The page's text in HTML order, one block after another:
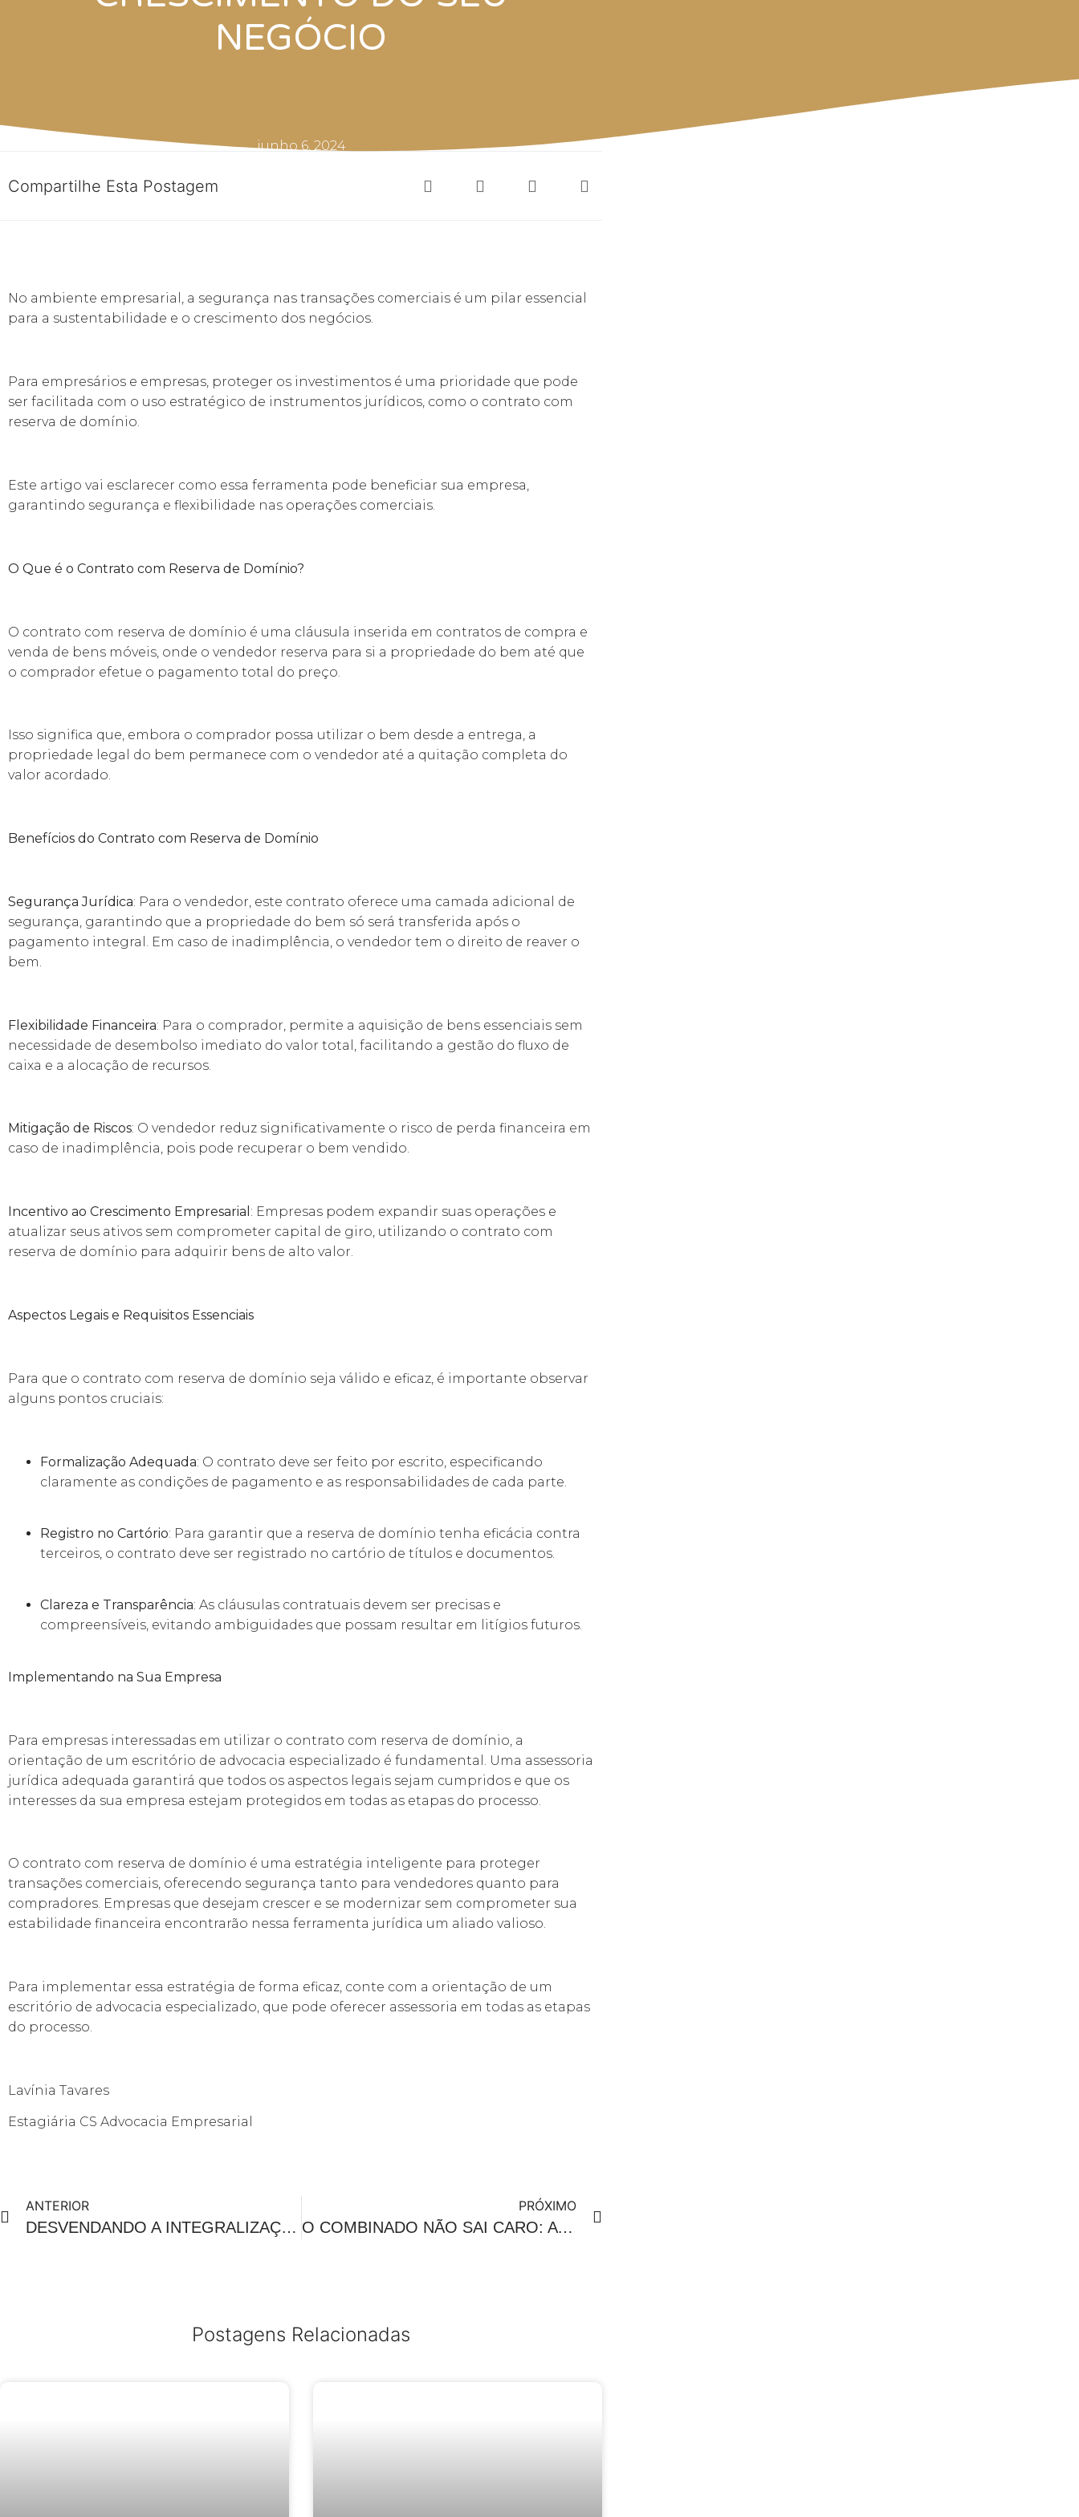
NEGÓCIO
junho 6, 2024
Compartilhe Esta Postagem
No ambiente empresarial, a segurança nas transações comerciais é um pilar essencial
para a sustentabilidade e o crescimento dos negócios.
Para empresários e empresas, proteger os investimentos é uma prioridade que pode
ser facilitada com o uso estratégico de instrumentos jurídicos, como o contrato com
reserva de domínio.
Este artigo vai esclarecer como essa ferramenta pode beneficiar sua empresa,
garantindo segurança e flexibilidade nas operações comerciais.
O Que é o Contrato com Reserva de Domínio?
O contrato com reserva de domínio é uma cláusula inserida em contratos de compra e
venda de bens móveis, onde o vendedor reserva para si a propriedade do bem até que
o comprador efetue o pagamento total do preço.
Isso significa que, embora o comprador possa utilizar o bem desde a entrega, a
propriedade legal do bem permanece com o vendedor até a quitação completa do
valor acordado.
Benefícios do Contrato com Reserva de Domínio
Segurança Jurídica: Para o vendedor, este contrato oferece uma camada adicional de
segurança, garantindo que a propriedade do bem só será transferida após o
pagamento integral. Em caso de inadimplência, o vendedor tem o direito de reaver o
bem.
Flexibilidade Financeira: Para o comprador, permite a aquisição de bens essenciais sem
necessidade de desembolso imediato do valor total, facilitando a gestão do fluxo de
caixa e a alocação de recursos.
Mitigação de Riscos: O vendedor reduz significativamente o risco de perda financeira em
caso de inadimplência, pois pode recuperar o bem vendido.
Incentivo ao Crescimento Empresarial : Empresas podem expandir suas operações e
atualizar seus ativos sem comprometer capital de giro, utilizando o contrato com
reserva de domínio para adquirir bens de alto valor.
Aspectos Legais e Requisitos Essenciais
Para que o contrato com reserva de domínio seja válido e eficaz, é importante observar
alguns pontos cruciais:
Formalização Adequada: O contrato deve ser feito por escrito, especificando
claramente as condições de pagamento e as responsabilidades de cada parte.
Registro no Cartório: Para garantir que a reserva de domínio tenha eficácia contra
terceiros, o contrato deve ser registrado no cartório de títulos e documentos.
Clareza e Transparência: As cláusulas contratuais devem ser precisas e
compreensíveis, evitando ambiguidades que possam resultar em litígios futuros.
Implementando na Sua Empresa
Para empresas interessadas em utilizar o contrato com reserva de domínio, a
orientação de um escritório de advocacia especializado é fundamental. Uma assessoria
jurídica adequada garantirá que todos os aspectos legais sejam cumpridos e que os
interesses da sua empresa estejam protegidos em todas as etapas do processo.
O contrato com reserva de domínio é uma estratégia inteligente para proteger
transações comerciais, oferecendo segurança tanto para vendedores quanto para
compradores. Empresas que desejam crescer e se modernizar sem comprometer sua
estabilidade financeira encontrarão nessa ferramenta jurídica um aliado valioso.
Para implementar essa estratégia de forma eficaz, conte com a orientação de um
escritório de advocacia especializado, que pode oferecer assessoria em todas as etapas
do processo.
Lavínia Tavares
Estagiária CS Advocacia Empresarial
ANTERIOR
DESVENDANDO A INTEGRALIZAÇÃO DE BENS NO CAPITAL SOCIAL DAS EMPRESAS: ASPECTOS LEGAIS E JURISPRUDENCIAIS
PRÓXIMO
O COMBINADO NÃO SAI CARO: A IMPORTÂNCIA DE UM ACORDO FORMALIZADO PARA EVITAR PROBLEMAS FUTUROS
Postagens Relacionadas